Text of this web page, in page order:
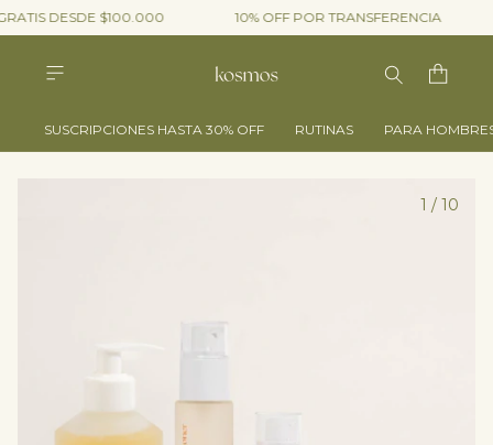
DESDE $100.000 10% OFF POR TRANSFERENCIA
SUSCRIPCIONES HASTA 30% OFF RUTINAS PARA
1 / 10